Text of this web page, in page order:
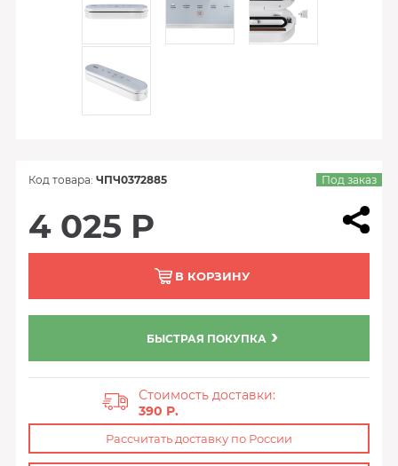
Код товара: ЧПЧ0372885 Под заказ
4 025 Р
В КОРЗИНУ
БЫСТРАЯ ПОКУПКА
Стоимость доставки:
390 P.
Рассчитать доставку по России